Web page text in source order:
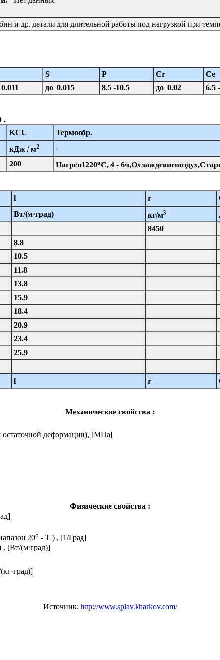
и др. детали для длительной работы под нагрузкой при
S P Cr
Ce
до 0.015 8.5 -10.5 до 0.02 6.5
.
KCU
Термообр.
кДж / м2
-
200
Нагрев1220oC, 4 -
l r
Вт/(м·град)
кг/м3
8450
8.8
10.5
11.8
13.8
15.9
18.4
20.9
23.4
25.9
l r
Механические свойства :
остаточной деформации), [МПа]
Физические свойства :
20o - T ) , [1/Град]
, [Вт/(м·град)]
Источник: http://www.splav.kharkov.com/